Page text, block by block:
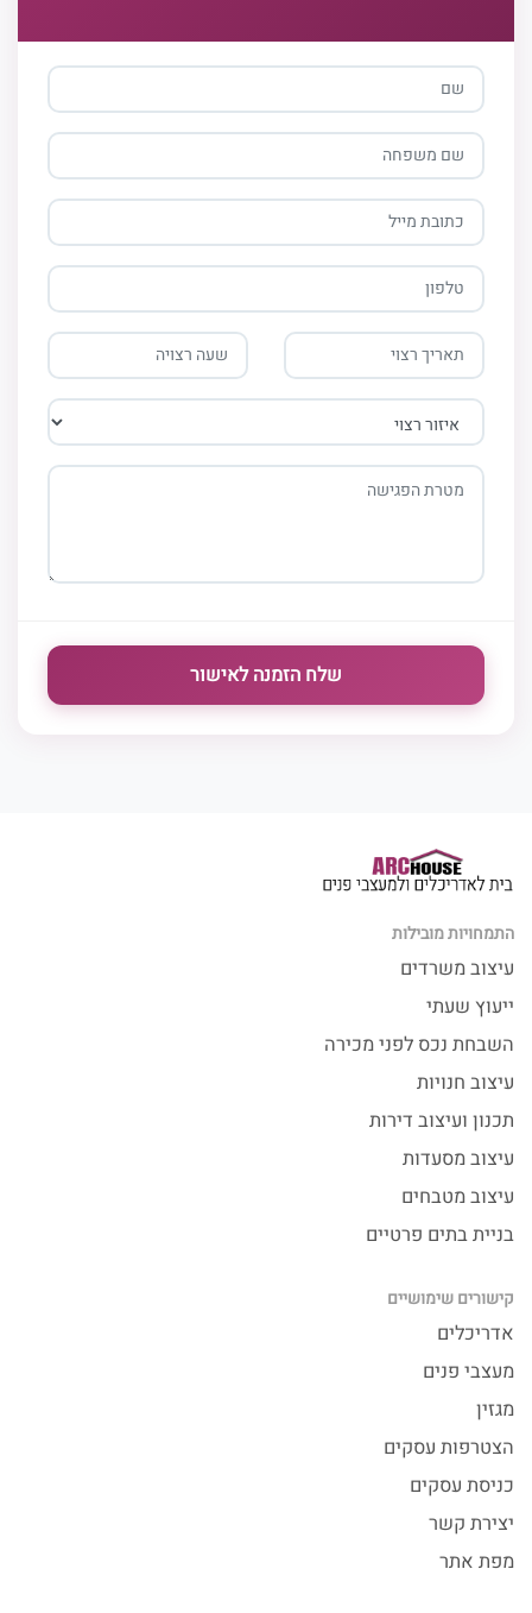
התמחויות מובילות
עיצוב משרדים
ייעוץ שעתי
השבחת נכס לפני מכירה
עיצוב חנויות
תכנון ועיצוב דירות
עיצוב מסעדות
עיצוב מטבחים
בניית בתים פרטיים
קישורים שימושיים
אדריכלים
מעצבי פנים
מגזין
הצטרפות עסקים
כניסת עסקים
יצירת קשר
מפת אתר